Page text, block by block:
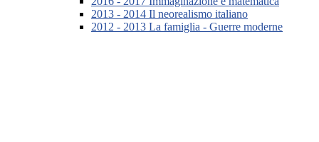
2013 - 2014 Il neorealismo italiano
2012 - 2013 La famiglia - Guerre moderne